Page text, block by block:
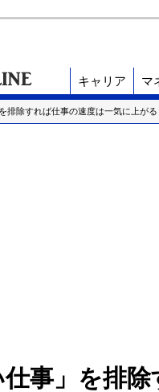
キャリア マ
排除すれば仕事の速度は一気に上がる
仕事」を排